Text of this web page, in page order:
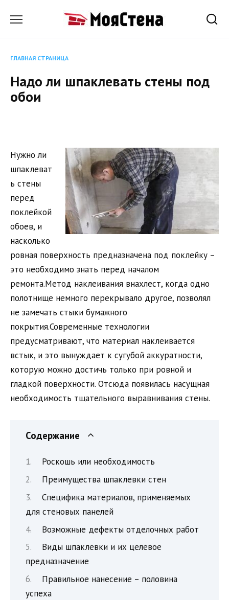
ГЛАВНАЯ СТРАНИЦА
Надо ли шпаклевать стены под
обои
Нужно ли
шпаклеват
ь стены
перед
поклейкой
обоев, и
насколько
ровная поверхность предназначена под поклейку –
это необходимо знать перед началом
ремонта.Метод наклеивания внахлест, когда одно
полотнище немного перекрывало другое, позволял
не замечать стыки бумажного
покрытия.Современные технологии
предусматривают, что материал наклеивается
встык, и это вынуждает к сугубой аккуратности,
которую можно достичь только при ровной и
гладкой поверхности. Отсюда появилась насущная
необходимость тщательного выравнивания стены.
Содержание
Роскошь или необходимость
Преимущества шпаклевки стен
Специфика материалов, применяемых
для стеновых панелей
Возможные дефекты отделочных работ
Виды шпаклевки и их целевое
предназначение
Правильное нанесение – половина
успеха